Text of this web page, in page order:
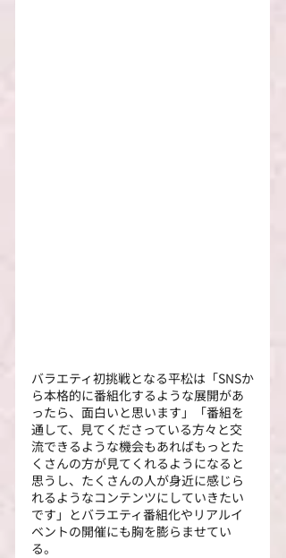
バラエティ初挑戦となる平松は「SNSか
ら本格的に番組化するような展開があ
ったら、面白いと思います」「番組を
通して、見てくださっている方々と交
流できるような機会もあればもっとた
くさんの方が見てくれるようになると
思うし、たくさんの人が身近に感じら
れるようなコンテンツにしていきたい
です」とバラエティ番組化やリアルイ
ベントの開催にも胸を膨らませてい
る。